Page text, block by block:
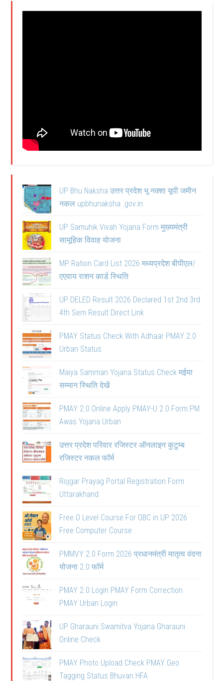
UP Bhu Naksha उत्तर प्रदेश भू नक्शा यूपी जमीन
नकल upbhunaksha .gov.in
UP Samuhik Vivah Yojana Form मुख्यमंत्री
सामूहिक विवाह योजना
MP Ration Card List 2026 मध्यप्रदेश बीपीएल/
एएवाय राशन कार्ड स्थिति
UP DELED Result 2026 Declared 1st 2nd 3rd
4th Sem Result Direct Link
PMAY Status Check With Adhaar PMAY 2.0
Urban Status
Maiya Samman Yojana Status Check मईया
सम्मान स्थिति देखें
PMAY 2.0 Online Apply PMAY-U 2.0 Form PM
Awas Yojana Urban
उत्तर प्रदेश परिवार रजिस्टर ऑनलाइन कुटुम्ब
रजिस्टर नकल फॉर्म
Rojgar Prayag Portal Registration Form
Uttarakhand
Free O Level Course For OBC in UP 2026
Free Computer Course
PMMVY 2.0 Form 2026 प्रधानमंत्री मातृत्व वंदना
योजना 2.0 फॉर्म
PMAY 2.0 Login PMAY Form Correction
PMAY Urban Login
UP Gharauni Swamitva Yojana Gharauni
Online Check
PMAY Photo Upload Check PMAY Geo
Tagging Status Bhuvan HFA